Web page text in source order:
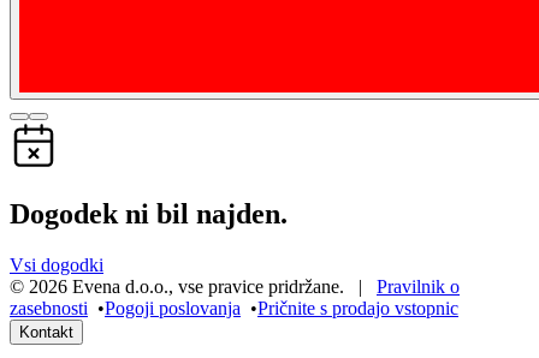
Dogodek ni bil najden.
Vsi dogodki
© 2026 Evena d.o.o., vse pravice pridržane. | Pravilnik o
zasebnosti •Pogoji poslovanja •Pričnite s prodajo vstopnic
Kontakt